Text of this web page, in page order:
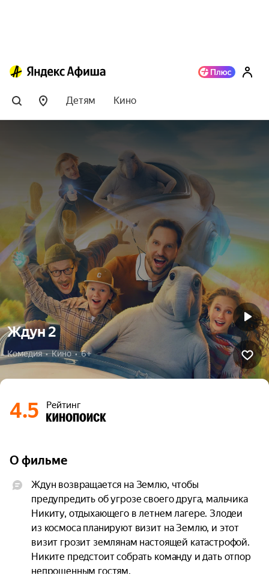
Детям Кино
Ждун 2
Комедия  •  Кино  •  6+
4.5 Рейтинг
О фильме
Ждун возвращается на Землю, чтобы
предупредить об угрозе своего друга, мальчика
Никиту, отдыхающего в летнем лагере. Злодеи
из космоса планируют визит на Землю, и этот
визит грозит землянам настоящей катастрофой.
Никите предстоит собрать команду и дать отпор
непрошенным гостям.